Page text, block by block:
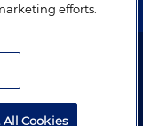
LLP. Todos los
efforts.
Cookies